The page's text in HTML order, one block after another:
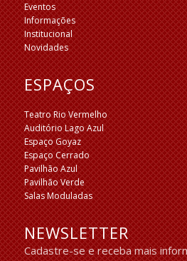
Eventos
Informações
Institucional
Novidades
ESPAÇOS
Teatro Rio Vermelho
Auditório Lago Azul
Espaço Goyaz
Espaço Cerrado
Pavilhão Azul
Pavilhão Verde
Salas Moduladas
NEWSLETTER
Cadastre-se e receba mais